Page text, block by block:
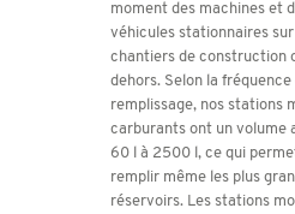
pompe manuelle
pompe électrique
pompe électrique
l/min, buse
pompe électrique
SP 30, 12 V, 30 l /
pistolet
moment des machines et
véhicules stationnaires
chantiers de construction
dehors. Selon la fréquence
remplissage, nos stations
carburants ont un volume
60 l à 2500 l, ce qui
remplir même les plus
réservoirs. Les stations